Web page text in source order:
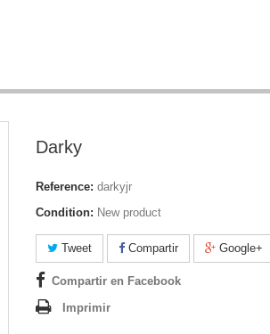
Darky
Reference: darkyjr
Condition: New product
Tweet Compartir Google+
Compartir en Facebook
Imprimir